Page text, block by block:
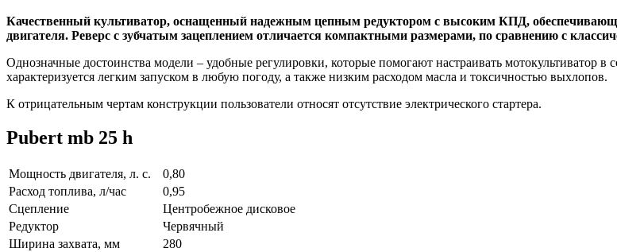
Качественный культиватор, оснащенный надежным цепным редуктором с высоким КПД,
двигателя. Реверс с зубчатым зацеплением отличается компактными размерами, по сравнению с
Однозначные достоинства модели – удобные регулировки, которые помогают настраивать мотокультиватор в
характеризуется легким запуском в любую погоду, а также низким расходом масла и токсичностью выхлопов.
К отрицательным чертам конструкции пользователи относят отсутствие электрического стартера.
Pubert mb 25 h
Мощность двигателя, л. с.
0,80
Расход топлива, л/час
0,95
Сцепление
Центробежное дисковое
Редуктор
Червячный
Ширина захвата, мм
280